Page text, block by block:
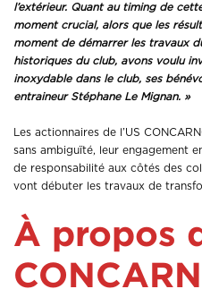
l’extérieur. Quant au timing de
moment crucial, alors que les
moment de démarrer les travaux
historiques du club, avons voulu
inoxydable dans le club, ses
entraineur Stéphane Le Mignan. »
Les actionnaires de l’US
sans ambiguïté, leur engagement
de responsabilité aux côtés des
vont débuter les travaux de
À propos